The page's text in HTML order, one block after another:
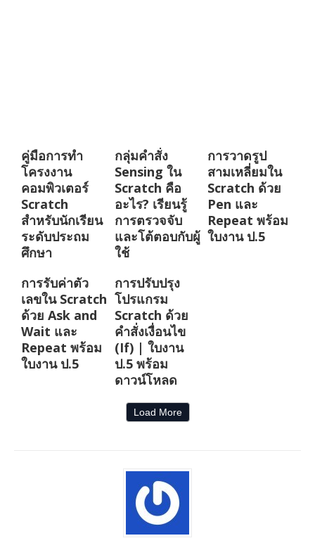
คู่มือการทำ
โครงงาน
คอมพิวเตอร์
Scratch
สำหรับนักเรียน
ระดับประถม
ศึกษา
กลุ่มคำสั่ง
Sensing ใน
Scratch คือ
อะไร? เรียนรู้
การตรวจจับ
และโต้ตอบกับผู้
ใช้
การวาดรูป
สามเหลี่ยมใน
Scratch ด้วย
Pen และ
Repeat พร้อม
ใบงาน ป.5
การรับค่าตัว
เลขใน Scratch
ด้วย Ask and
Wait และ
Repeat พร้อม
ใบงาน ป.5
การปรับปรุง
โปรแกรม
Scratch ด้วย
คำสั่งเงื่อนไข
(If) | ใบงาน
ป.5 พร้อม
ดาวน์โหลด
Load More